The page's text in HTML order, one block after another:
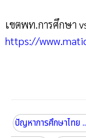
เขตพท.การศึกษา
https://
ปัญหาการศึกษาไทย